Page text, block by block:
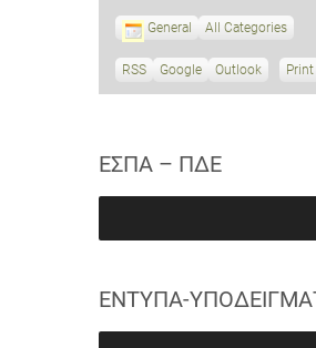
General All Categories
RSS
S
r
Google
S
r
Outlook Print
ΕΣΠΑ – ΠΔΕ
ΕΝΤΥΠΑ-